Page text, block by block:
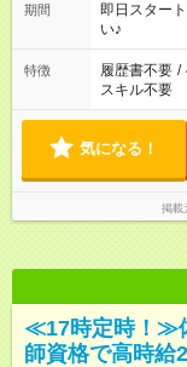
期間
即日スター
い♪
特徴 履歴書不要 /
スキル不要
気になる！
掲載
≪17時定時！≫
師資格で高時給